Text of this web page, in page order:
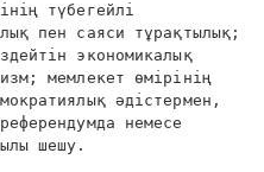
түбегейлі
пен саяси тұрақтылық;
экономикалық
мемлекет өмірінің
әдістермен,
немесе
шешу.